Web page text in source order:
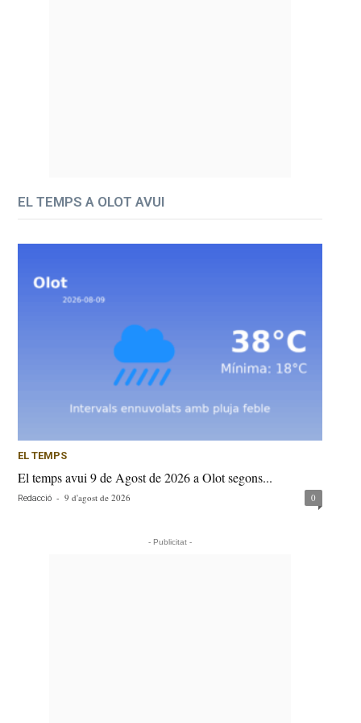
EL TEMPS A OLOT AVUI
EL TEMPS
El temps avui 9 de Agost de 2026 a Olot segons...
Redacció - 9 d'agost de 2026 0
- Publicitat -